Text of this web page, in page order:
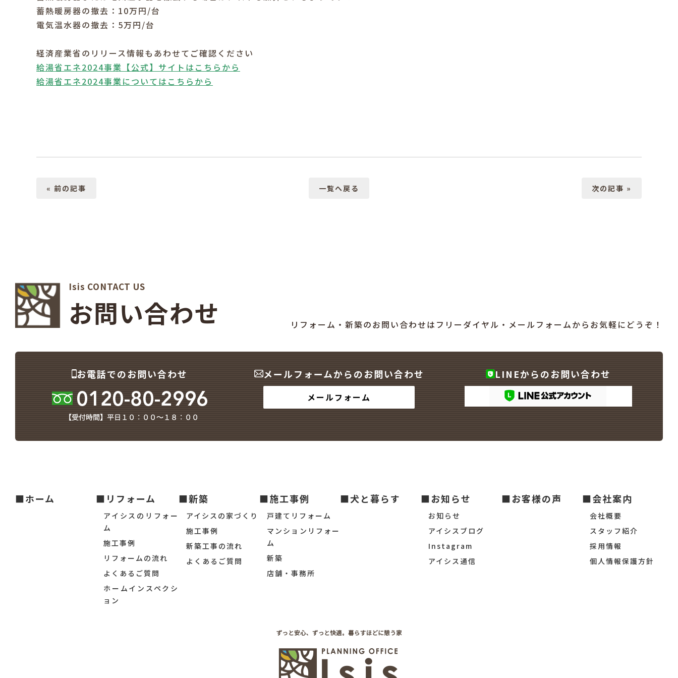
蓄熱暖房器の撤去：10万円/台
電気温水器の撤去：5万円/台
経済産業省のリリース情報もあわせてご確認ください
給湯省エネ2024事業【公式】サイトはこちらから
給湯省エネ2024事業についてはこちらから
« 前の記事 一覧へ戻る 次の記事 »
Isis CONTACT US
お問い合わせ リフォーム・新築のお問い合わせはフリーダイヤル・メールフォームからお気軽にどうぞ！
お電話でのお問い合わせ メールフォームからのお問い合わせ
メールフォーム
LINEからのお問い合わせ
■ホーム ■リフォーム
アイシスのリフォー
ム
施工事例
リフォームの流れ
よくあるご質問
ホームインスペクシ
ョン
■新築
アイシスの家づくり
施工事例
新築工事の流れ
よくあるご質問
■施工事例
戸建てリフォーム
マンションリフォー
ム
新築
店舗・事務所
■犬と暮らす ■お知らせ
お知らせ
アイシスブログ
Instagram
アイシス通信
■お客様の声 ■会社案内
会社概要
スタッフ紹介
採用情報
個人情報保護方針